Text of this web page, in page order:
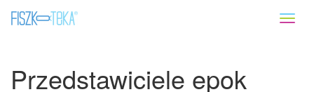
Przedstawiciele epok